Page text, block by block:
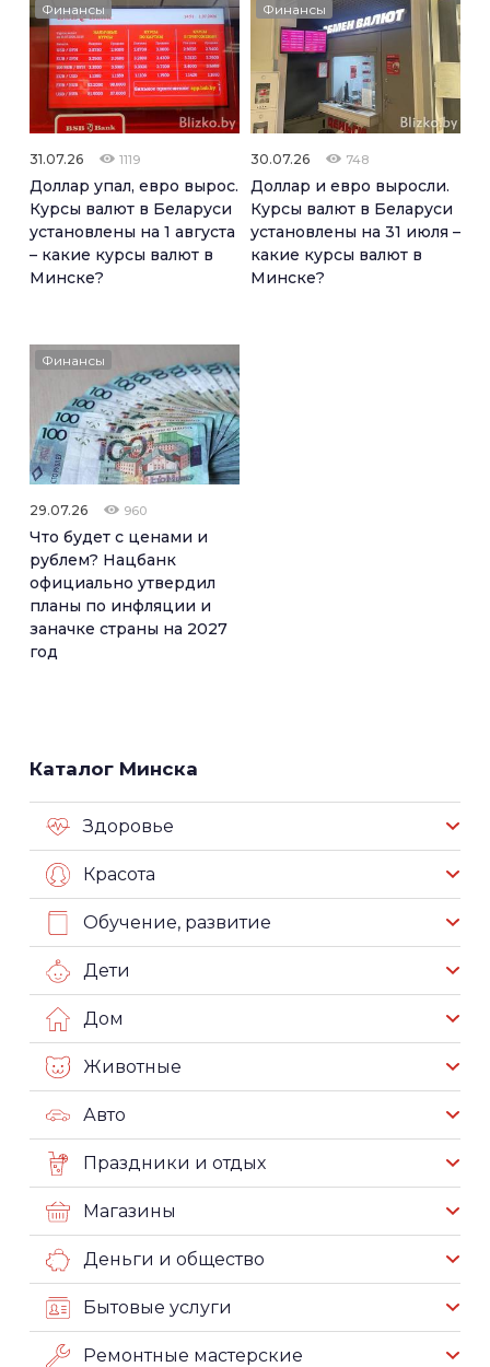
Финансы
31.07.26 1119
Доллар упал, евро вырос.
Курсы валют в Беларуси
установлены на 1 августа
– какие курсы валют в
Минске?
Финансы
30.07.26 748
Доллар и евро выросли.
Курсы валют в Беларуси
установлены на 31 июля –
какие курсы валют в
Минске?
Финансы
29.07.26 960
Что будет с ценами и
рублем? Нацбанк
официально утвердил
планы по инфляции и
заначке страны на 2027
год
Каталог Минска
Здоровье
Красота
Обучение, развитие
Дети
Дом
Животные
Авто
Праздники и отдых
Магазины
Деньги и общество
Бытовые услуги
Ремонтные мастерские